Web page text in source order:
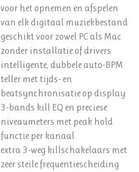
voor het opnemen en afspelen
van elk digitaal muziekbestand
geschikt voor zowel PC als Mac
zonder installatie of drivers
intelligente, dubbele auto-BPM
teller met tijds- en
beatsynchronisatie op display
3-bands kill EQ en preciese
niveaumeters met peak hold
functie per kanaal
extra 3-weg killschakelaars met
zeer steile frequentiescheiding